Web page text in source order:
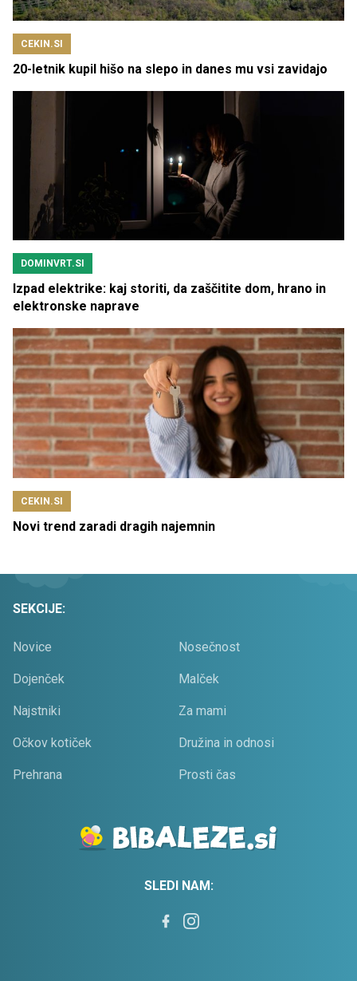
CEKIN.SI
20-letnik kupil hišo na slepo in danes mu vsi zavidajo
DOMINVRT.SI
Izpad elektrike: kaj storiti, da zaščitite dom, hrano in
elektronske naprave
CEKIN.SI
Novi trend zaradi dragih najemnin
SEKCIJE:
Novice Nosečnost
Dojenček Malček
Najstniki Za mami
Očkov kotiček Družina in odnosi
Prehrana Prosti čas
SLEDI NAM: